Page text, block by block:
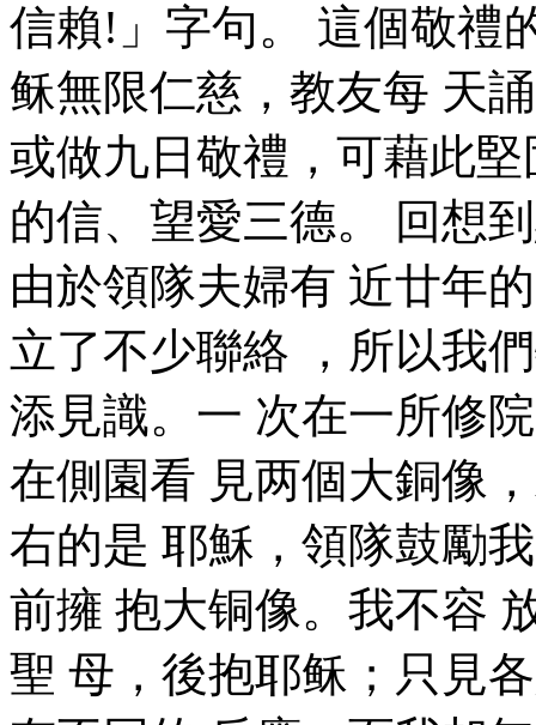
信賴!」字句。 這個敬禮
稣無限仁慈，教友每 天
或做九日敬禮，可藉此
的信、望愛三德。 回想
由於領隊夫婦有 近廿年
立了不少聯絡 ，所以我
添見識。一 次在一所修
在側園看 見两個大銅像
右的是 耶穌，領隊鼓勵
前擁 抱大铜像。我不容
聖 母，後抱耶稣；只見